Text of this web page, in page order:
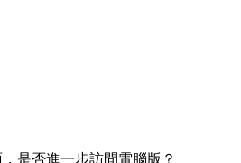
是否進一步訪問電腦版？